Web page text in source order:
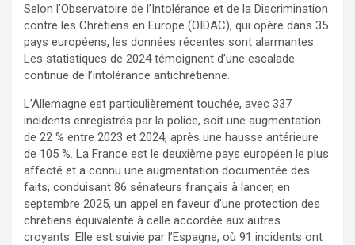
Selon l’Observatoire de l’Intolérance et de la Discrimination
contre les Chrétiens en Europe (OIDAC), qui opère dans 35
pays européens, les données récentes sont alarmantes.
Les statistiques de 2024 témoignent d’une escalade
continue de l’intolérance antichrétienne.
L’Allemagne est particulièrement touchée, avec 337
incidents enregistrés par la police, soit une augmentation
de 22 % entre 2023 et 2024, après une hausse antérieure
de 105 %. La France est le deuxième pays européen le plus
affecté et a connu une augmentation documentée des
faits, conduisant 86 sénateurs français à lancer, en
septembre 2025, un appel en faveur d’une protection des
chrétiens équivalente à celle accordée aux autres
croyants. Elle est suivie par l’Espagne, où 91 incidents ont